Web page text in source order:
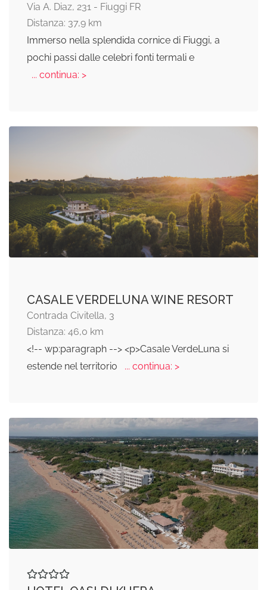
Via A. Diaz, 231 - Fiuggi FR
Distanza: 37,9 km
Immerso nella splendida cornice di Fiuggi, a
pochi passi dalle celebri fonti termali e
... continua: >
CASALE VERDELUNA WINE RESORT
Contrada Civitella, 3
Distanza: 46,0 km
<!-- wp:paragraph --> <p>Casale VerdeLuna si
estende nel territorio
... continua: >